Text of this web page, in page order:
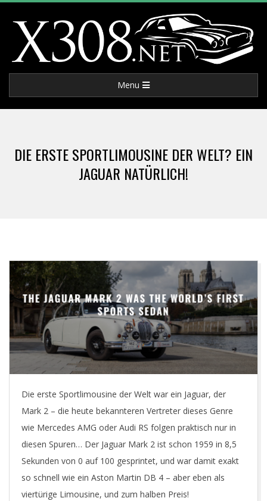
content
X
3
0
8
E
T
Navigation
Menu
DIE ERSTE SPORTLIMOUSINE DER WELT? EIN
JAGUAR NATÜRLICH!
Die erste Sportlimousine der Welt war ein Jaguar, der
Mark 2 – die heute bekannteren Vertreter dieses Genre
wie Mercedes AMG oder Audi RS folgen praktisch nur in
diesen Spuren… Der Jaguar Mark 2 ist schon 1959 in 8,5
Sekunden von 0 auf 100 gesprintet, und war damit exakt
so schnell wie ein Aston Martin DB 4 – aber eben als
viertürige Limousine, und zum halben Preis!